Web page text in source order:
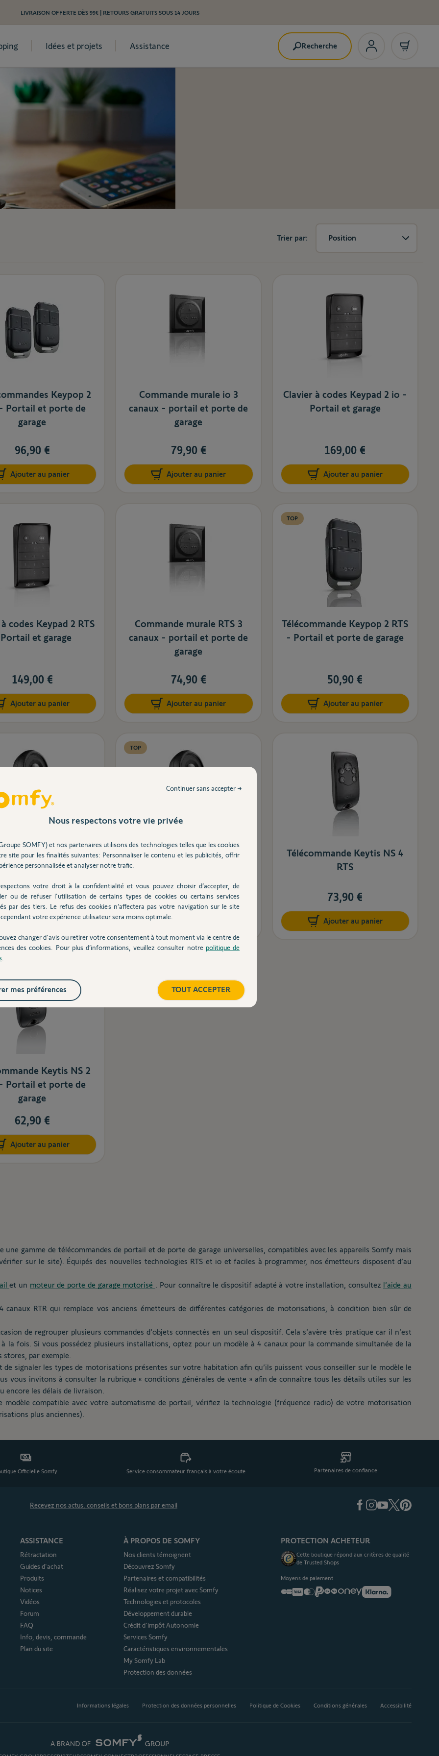
LIVRAISON OFFERTE DÈS 99€ | RETOURS GRATUITS SOUS 14 JOURS
Idées et projets Assistance Recherche
Trier par: Position
Keypop 2
Portail et porte de
garage
96,90 €
Ajouter au panier
Commande murale io 3
canaux - portail et porte de
garage
79,90 €
Ajouter au panier
Clavier à codes Keypad 2 io -
Portail et garage
169,00 €
Ajouter au panier
codes Keypad 2 RTS
et garage
149,00 €
Ajouter au panier
Commande murale RTS 3
canaux - portail et porte de
garage
74,90 €
Ajouter au panier
TOP
Télécommande Keypop 2 RTS
- Portail et porte de garage
50,90 €
Ajouter au panier
Keygo io -
et porte de garage
77,90 €
Ajouter au panier
TOP
Télécommande Keygo RTS -
Portail et porte de garage
82,90 €
Ajouter au panier
Télécommande Keytis NS 4
RTS
73,90 €
Ajouter au panier
Keytis NS 2
Portail et porte de
garage
62,90 €
Ajouter au panier
gamme de télécommandes de portail et de porte de garage universelles, compatibles avec les appareils Somfy mais
sur le site). Équipés des nouvelles technologies RTS et io et faciles à programmer, nos émetteurs disposent d’au
et un moteur de porte de garage motorisé . Pour connaître le dispositif adapté à votre installation, consultez l’aide au
canaux RTR qui remplace vos anciens émetteurs de différentes catégories de motorisations, à condition bien sûr de
de regrouper plusieurs commandes d’objets connectés en un seul dispositif. Cela s’avère très pratique car il n’est
la fois. Si vous possédez plusieurs installations, optez pour un modèle à 4 canaux pour la commande simultanée de la
par exemple.
signaler les types de motorisations présentes sur votre habitation afin qu’ils puissent vous conseiller sur le modèle le
vous invitons à consulter la rubrique « conditions générales de vente » afin de connaître tous les détails utiles sur les
encore les délais de livraison.
modèle compatible avec votre automatisme de portail, vérifiez la technologie (fréquence radio) de votre motorisation
plus anciennes).
Officielle Somfy Service consommateur français à votre écoute Partenaires de confiance
Recevez nos actus, conseils et bons plans par email
ASSISTANCE
Rétractation
Guides d'achat
Produits
Notices
Vidéos
Forum
FAQ
Info, devis, commande
Plan du site
À PROPOS DE SOMFY
Nos clients témoignent
Découvrez Somfy
Partenaires et compatibilités
Réalisez votre projet avec Somfy
Technologies et protocoles
Développement durable
Crédit d'impôt Autonomie
Services Somfy
Caractéristiques environnementales
My Somfy Lab
Protection des données
PROTECTION ACHETEUR
Cette boutique répond aux critères de qualité
de Trusted Shops
Moyens de paiement
Informations légales Protection des données personnelles Politique de Cookies Conditions générales Accessibilité
Nous respectons votre vie privée
SOMFY) et nos partenaires utilisons des technologies telles que les cookies
site pour les finalités suivantes: Personnaliser le contenu et les publicités, offrir
personnalisée et analyser notre trafic.
votre droit à la confidentialité et vous pouvez choisir d’accepter, de
ou de refuser l'utilisation de certains types de cookies ou certains services
par des tiers. Le refus des cookies n’affectera pas votre navigation sur le site
votre expérience utilisateur sera moins optimale.
changer d'avis ou retirer votre consentement à tout moment via le centre de
des cookies. Pour plus d’informations, veuillez consulter notre politique de
Continuer sans accepter →
TOUT ACCEPTER
mes préférences